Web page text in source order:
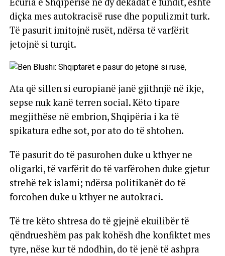
diçka mes autokracisë ruse dhe populizmit turk.
Të pasurit imitojnë rusët, ndërsa të varfërit
jetojnë si turqit.
Ata që sillen si europianë janë gjithnjë në ikje,
sepse nuk kanë terren social. Këto tipare
megjithëse në embrion, Shqipëria i ka të
spikatura edhe sot, por ato do të shtohen.
Të pasurit do të pasurohen duke u kthyer ne
oligarki, të varfërit do të varfërohen duke gjetur
strehë tek islami; ndërsa politikanët do të
forcohen duke u kthyer ne autokraci.
Të tre këto shtresa do të gjejnë ekuilibër të
qëndrueshëm pas pak kohësh dhe konfiktet mes
tyre, nëse kur të ndodhin, do të jenë të ashpra